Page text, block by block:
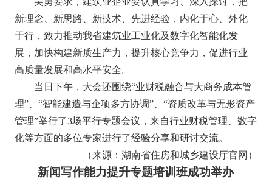
新理念、新思路、新技术、先进经验 ， 内化于心、外化
于行 ，致力推动我省建筑业工业化及数字化智能化发
展 ， 加快构建新质生产力 ，提升核心竞争力 ，促进行业
高质量发展和高水平安全。
当日下午 ， 大会还围绕“业财税融合与大商务成本管
理” 、“智能建造与企项多方协调” 、“资质改革与无形资产
管理”举行了3场平行专题会议 ，来自行业财税管理、数字
化等方面的多位专家进行了经验分享和研讨交流。
（来源：湖南省住房和城乡建设厅官网）
新闻写作能力提升专题培训班成功举办